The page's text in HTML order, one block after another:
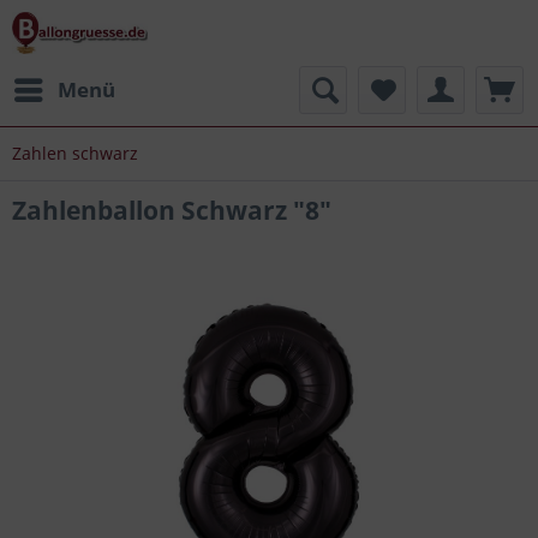
Menü
Zahlen schwarz
Zahlenballon Schwarz "8"